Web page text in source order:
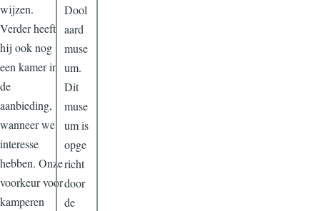
wijzen.
Verder heeft
hij ook nog
een kamer in
de
aanbieding,
wanneer we
interesse
hebben. Onze
voorkeur voor
kamperen
Dool
aard
muse
um.
Dit
muse
um is
opge
richt
door
de